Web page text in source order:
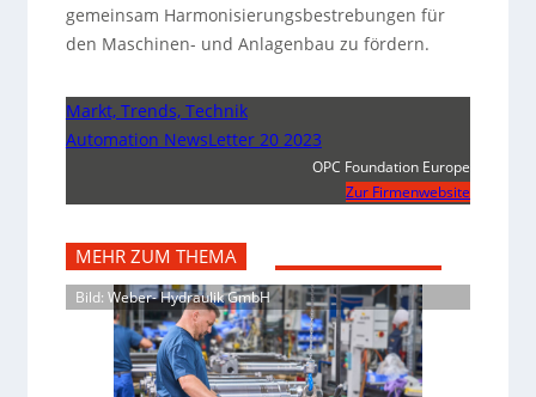
gemeinsam Harmonisierungsbestrebungen für
den Maschinen- und Anlagenbau zu fördern.
Markt, Trends, Technik
Automation NewsLetter 20 2023
OPC Foundation Europe
Zur Firmenwebsite
MEHR ZUM THEMA
Bild: Weber- Hydraulik GmbH